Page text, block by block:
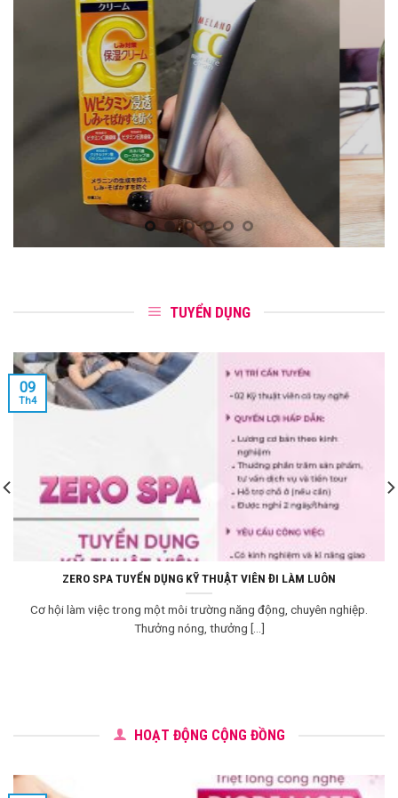
TUYỂN DỤNG
ZERO SPA TUYỂN DỤNG KỸ THUẬT VIÊN ĐI LÀM LUÔN
Cơ hội làm việc trong một môi trường năng động, chuyên nghiệp.
Thưởng nóng, thưởng [...]
09
Th4
HOẠT ĐỘNG CỘNG ĐỒNG